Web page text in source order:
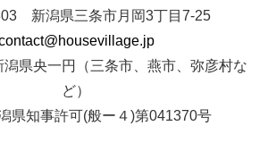
新潟県三条市月岡3丁目7-25
潟県央一円（三条市、燕市、弥彦村な
ど）
県知事許可(般ー４)第041370号